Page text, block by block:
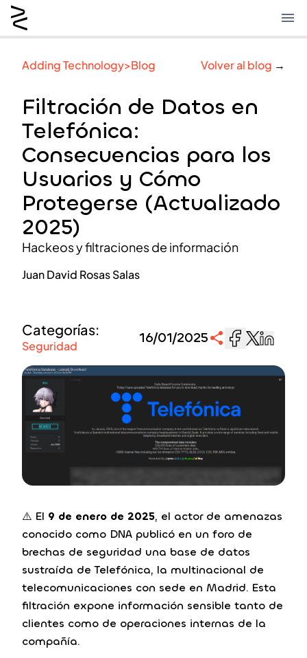
La empresa
Conoce nuestra empresa
Trabaja con nosotros
El 20 aniversario de Adding
¿Qué hacemos?
Soluciones digitales
Servicios y proyectos
Nuestra experiencia
Blog
Solicita una consulta
Adding Technology>Blog Volver al blog →
Filtración de Datos en
Telefónica:
Consecuencias para los
Usuarios y Cómo
Protegerse (Actualizado
2025)
Hackeos y filtraciones de información
Juan David Rosas Salas
Categorías:
Seguridad 16/01/2025
⚠️ El 9 de enero de 2025, el actor de amenazas
conocido como DNA publicó en un foro de
brechas de seguridad una base de datos
sustraída de Telefónica, la multinacional de
telecomunicaciones con sede en Madrid. Esta
filtración expone información sensible tanto de
clientes como de operaciones internas de la
compañía.